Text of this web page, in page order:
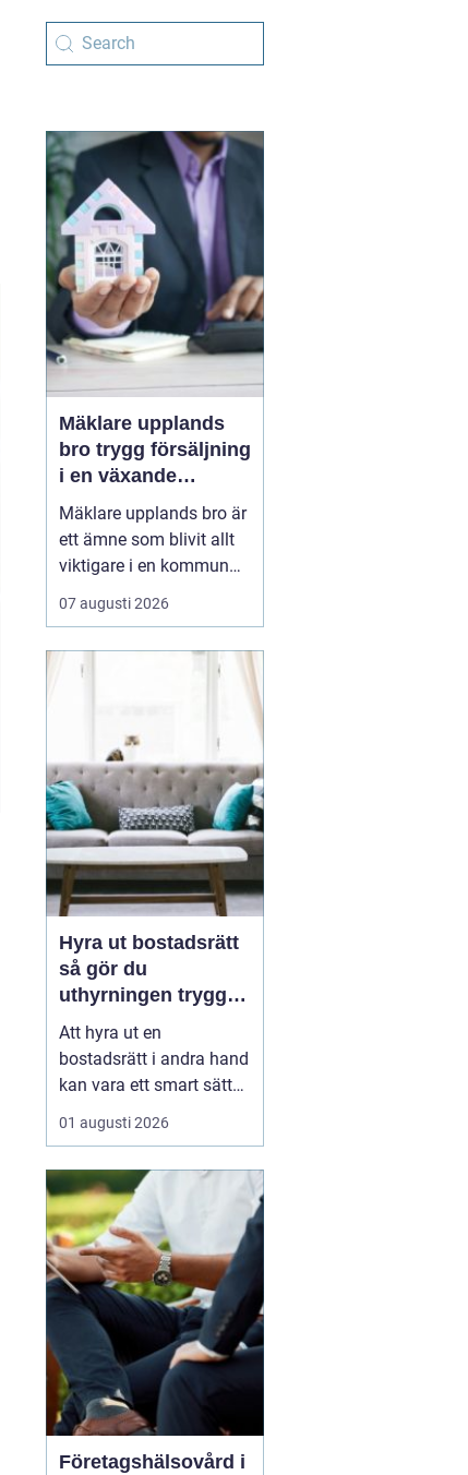
Mäklare upplands
bro trygg försäljning
i en växande
kommun
Mäklare upplands bro är
ett ämne som blivit allt
viktigare i en kommun
som växer snabbt och
lockar både
erfarna bostadsägare.
pendlarsamhälle till att
vara en attraktiv plats
för fam...
07 augusti 2026
Hyra ut bostadsrätt
så gör du
uthyrningen trygg,
laglig och lönsam
Att hyra ut en
bostadsrätt i andra hand
kan vara ett smart sätt
att täcka kostnader eller
behålla boendet under
stad. Samtidigt upplever
många att regler,
tillstånd, hyresnivå och
försäkringar känns
krångliga. Med rätt
kunskap gå...
01 augusti 2026
Företagshälsovård i